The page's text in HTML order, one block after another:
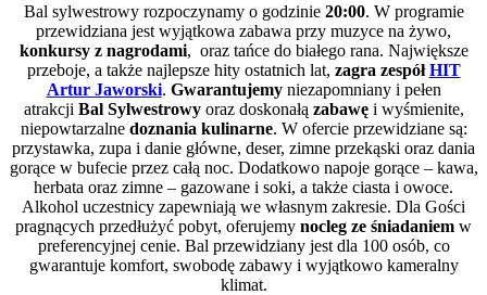
Bal sylwestrowy rozpoczynamy o godzinie 20:00. W programie
przewidziana jest wyjątkowa zabawa przy muzyce na żywo,
konkursy z nagrodami, oraz tańce do białego rana. Największe
przeboje, a także najlepsze hity ostatnich lat, zagra zespółHIT
Artur Jaworski. Gwarantujemyniezapomniany i pełen
atrakcji Bal Sylwestrowy oraz doskonałą zabawęi wyśmienite,
niepowtarzalne doznania kulinarne. W ofercie przewidziane są:
przystawka, zupa i danie główne, deser, zimne przekąski oraz dania
gorące w bufecie przez całą noc. Dodatkowo napoje gorące – kawa,
herbata oraz zimne – gazowane i soki, a także ciasta i owoce.
Alkohol uczestnicy zapewniają we własnym zakresie. Dla Gości
pragnących przedłużyć pobyt, oferujemy nocleg ze śniadaniem w
preferencyjnej cenie. Bal przewidziany jest dla 100 osób, co
gwarantuje komfort, swobodę zabawy i wyjątkowo kameralny
klimat.